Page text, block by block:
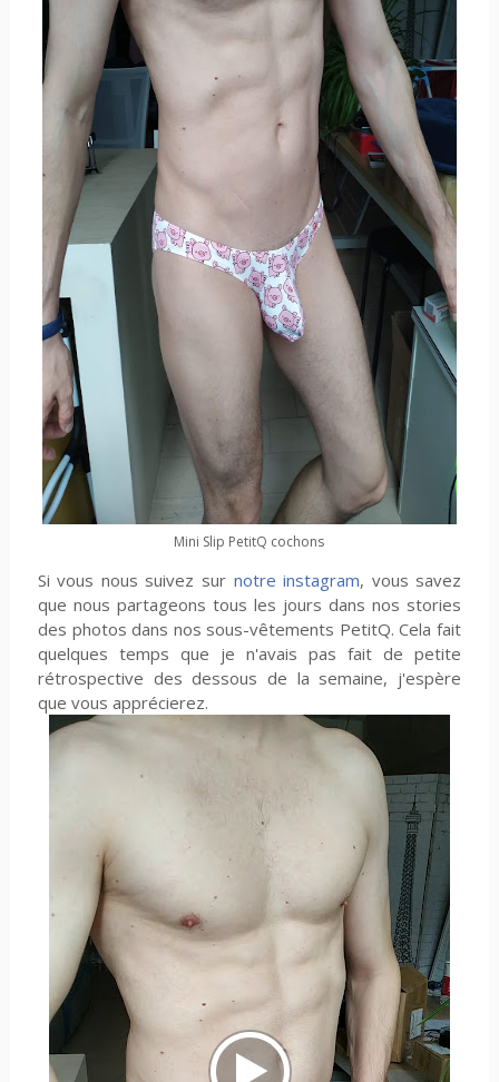
Mini Slip PetitQ cochons
Si vous nous suivez sur notre instagram, vous savez
que nous partageons tous les jours dans nos stories
des photos dans nos sous-vêtements PetitQ. Cela fait
quelques temps que je n'avais pas fait de petite
rétrospective des dessous de la semaine, j'espère
que vous apprécierez.